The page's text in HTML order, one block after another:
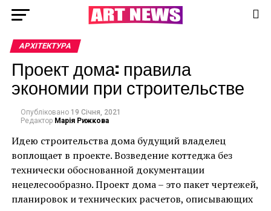
АРХІТЕКТУРА
Проект дома: правила
экономии при строительстве
Опубліковано 19 Січня, 2021
Редактор Марія Рижкова
Идею строительства дома будущий владелец
воплощает в проекте. Возведение коттеджа без
технически обоснованной документации
нецелесообразно. Проект дома – это пакет чертежей,
планировок и технических расчетов, описывающих